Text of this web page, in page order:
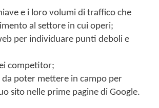
e i loro volumi di traffico che
al settore in cui operi;
per individuare punti deboli e
competitor;
da poter mettere in campo per
sito nelle prime pagine di Google.